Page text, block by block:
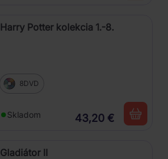
Harry Potter kolekcia 1.-8.
8DVD
Skladom 43,20 €
Gladiátor II